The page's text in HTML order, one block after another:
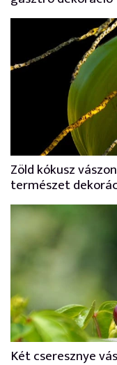
Zöld kókusz
természet
Két cseresznye